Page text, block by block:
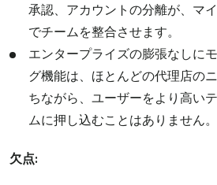
承認、アカウントの分離が、マ
でチームを整合させます。
エンタープライズの膨張なしに
グ機能は、ほとんどの代理店の
ちながら、ユーザーをより高い
ムに押し込むことはありません。
欠点: